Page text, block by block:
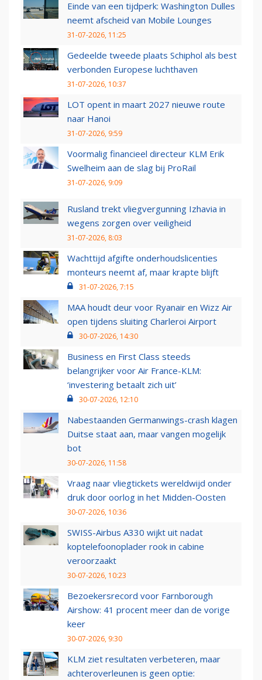
Einde van een tijdperk: Washington Dulles
neemt afscheid van Mobile Lounges
31-07-2026, 11:25
Gedeelde tweede plaats Schiphol als best
verbonden Europese luchthaven
31-07-2026, 10:37
LOT opent in maart 2027 nieuwe route
naar Hanoi
31-07-2026, 9:59
Voormalig financieel directeur KLM Erik
Swelheim aan de slag bij ProRail
31-07-2026, 9:09
Rusland trekt vliegvergunning Izhavia in
wegens zorgen over veiligheid
31-07-2026, 8:03
Wachttijd afgifte onderhoudslicenties
monteurs neemt af, maar krapte blijft
31-07-2026, 7:15
MAA houdt deur voor Ryanair en Wizz Air
open tijdens sluiting Charleroi Airport
30-07-2026, 14:30
Business en First Class steeds
belangrijker voor Air France-KLM:
‘investering betaalt zich uit’
30-07-2026, 12:10
Nabestaanden Germanwings-crash klagen
Duitse staat aan, maar vangen mogelijk
bot
30-07-2026, 11:58
Vraag naar vliegtickets wereldwijd onder
druk door oorlog in het Midden-Oosten
30-07-2026, 10:36
SWISS-Airbus A330 wijkt uit nadat
koptelefoonoplader rook in cabine
veroorzaakt
30-07-2026, 10:23
Bezoekersrecord voor Farnborough
Airshow: 41 procent meer dan de vorige
keer
30-07-2026, 9:30
KLM ziet resultaten verbeteren, maar
achteroverleunen is geen optie: